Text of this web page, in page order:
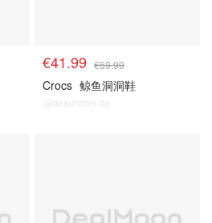
€41.99 €69.99
Crocs 鲸鱼洞洞鞋
@dealmoon.de